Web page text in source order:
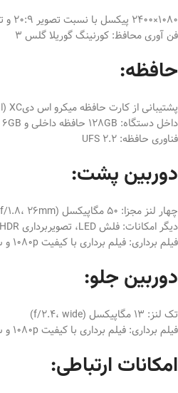
1080×2400 پیکسل با نسبت تصویر 20:9 و تراکم حدود 409 ppi
فن آوری محافظ: کورنینگ گوریلا گلس 3
حافظه:
پشتیبانی از کارت حافظه میکرو اس دیXC (اسلات اختصاصی)
داخل دستگاه: 128GB حافظه داخلی و 6GB رم
فناوری حافظه: UFS 2.2
دوربین پشت:
چهار لنز مجزا: 50 مگاپیکسل (f/1.8، 26mm) با PDAF، 8 مگاپیکسل (f/2.2، 118 درجه) اولتراواید، 2 مگاپیکسل (f/2.4) ماکرو و 2 مگاپیکسل (f/2.4) عمق
دیگر امکانات: فلش LED، تصویربرداری HDR، پانوراما
فیلم برداری: فیلم برداری با کیفیت 1080p و سرعت 30 فریم در ثانیه
دوربین جلو:
تک لنز: 13 مگاپیکسل (f/2.4، wide)
فیلم برداری: فیلم برداری با کیفیت 1080p و سرعت 30 فریم در ثانیه
امکانات ارتباطی: